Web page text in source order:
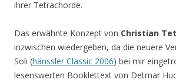
ihrer Tetrachorde.
Das erwähnte Konzept von Christian
inzwischen wiedergeben, da die neuere
Soli (hänssler Classic 2006) bei mir
lesenswerten Booklettext von Detmar